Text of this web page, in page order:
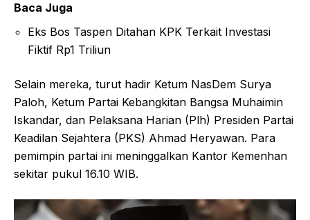
Baca Juga
Eks Bos Taspen Ditahan KPK Terkait Investasi
Fiktif Rp1 Triliun
Selain mereka, turut hadir Ketum NasDem Surya
Paloh, Ketum Partai Kebangkitan Bangsa Muhaimin
Iskandar, dan Pelaksana Harian (Plh) Presiden Partai
Keadilan Sejahtera (PKS) Ahmad Heryawan. Para
pemimpin partai ini meninggalkan Kantor Kemenhan
sekitar pukul 16.10 WIB.